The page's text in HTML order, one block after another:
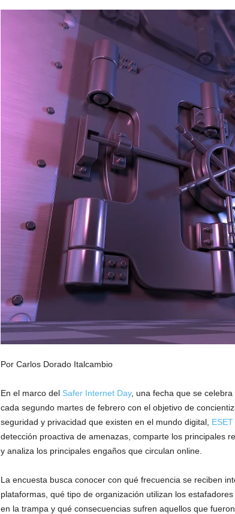
Por Carlos Dorado Italcambio
En el marco del Safer Internet Day, una fecha que se
cada segundo martes de febrero con el objetivo de
seguridad y privacidad que existen en el mundo digital,
detección proactiva de amenazas, comparte los principales
y analiza los principales engaños que circulan online.
La encuesta busca conocer con qué frecuencia se reciben
plataformas, qué tipo de organización utilizan los
en la trampa y qué consecuencias sufren aquellos que